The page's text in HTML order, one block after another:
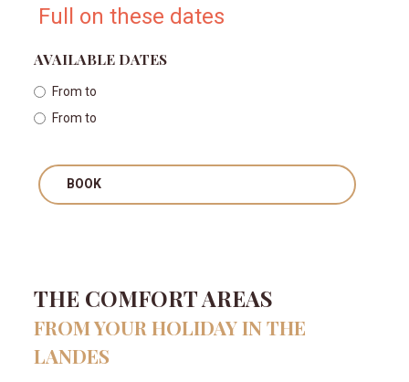
Full on these dates
AVAILABLE DATES
Fromto
Fromto
BOOK
THE COMFORT AREAS
FROM YOUR HOLIDAY IN THE
LANDES